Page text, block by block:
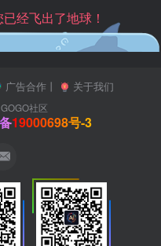
经飞出了地球！
广告合作丨 关于我们
GOGO社区
19000698号-3